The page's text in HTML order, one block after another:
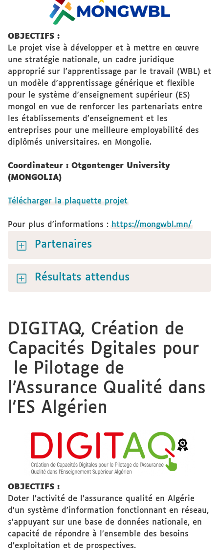
OBJECTIFS :
Le projet vise à développer et à mettre en œuvre
une stratégie nationale, un cadre juridique
approprié sur l'apprentissage par le travail (WBL) et
un modèle d'apprentissage générique et flexible
pour le système d'enseignement supérieur (ES)
mongol en vue de renforcer les partenariats entre
les établissements d'enseignement et les
entreprises pour une meilleure employabilité des
diplômés universitaires. en Mongolie.
Coordinateur : Otgontenger University
(MONGOLIA)
Télécharger la plaquette projet
Pour plus d'informations : https://mongwbl.mn/
Partenaires
Résultats attendus
DIGITAQ, Création de
Capacités Dgitales pour
le Pilotage de
l’Assurance Qualité dans
l'ES Algérien
OBJECTIFS :
Doter l’activité de l’assurance qualité en Algérie
d’un système d’information fonctionnant en réseau,
s’appuyant sur une base de données nationale, en
capacité de répondre à l’ensemble des besoins
d’exploitation et de prospectives.